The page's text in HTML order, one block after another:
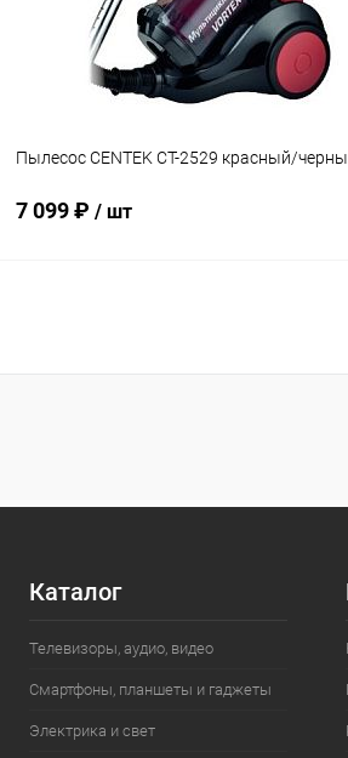
Пылесос CENTEK CT-2529 красный/
7 099 ₽ / шт
Купить в 1 клик К сравнению
Каталог
Телевизоры, аудио, видео
Смартфоны, планшеты и гаджеты
Электрика и свет